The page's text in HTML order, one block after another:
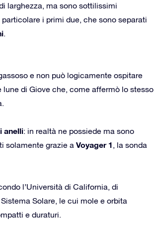
larghezza, ma sono sottilissimi
i primi due, che sono separati
.
e non può logicamente ospitare
di Giove che, come affermò lo stesso
anelli: in realtà ne possiede ma sono
solamente grazie a Voyager 1, la sonda
l’Università di California, di
Solare, le cui mole e orbita
e duraturi.